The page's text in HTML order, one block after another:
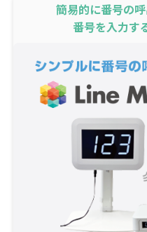
簡易的に番号の
番号を入力す